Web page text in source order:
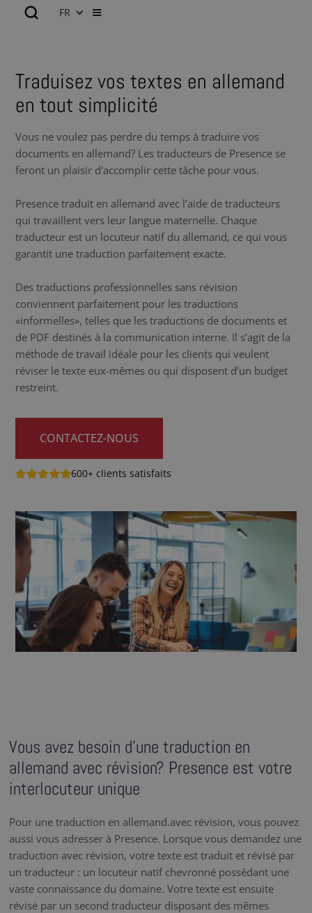
FR
Traduisez vos textes en allemand
en tout simplicité
Vous ne voulez pas perdre du temps à traduire vos
documents en allemand? Les traducteurs de Presence se
feront un plaisir d'accomplir cette tâche pour vous.
Presence traduit en allemand avec l’aide de traducteurs
qui travaillent vers leur langue maternelle. Chaque
traducteur est un locuteur natif du allemand, ce qui vous
garantit une traduction parfaitement exacte.
Des traductions professionnelles sans révision
conviennent parfaitement pour les traductions
«informelles», telles que les traductions de documents et
de PDF destinés à la communication interne. Il s’agit de la
méthode de travail idéale pour les clients qui veulent
réviser le texte eux-mêmes ou qui disposent d’un budget
restreint.
CONTACTEZ-NOUS
600+ clients satisfaits
Vous avez besoin d’une traduction en
allemand avec révision? Presence est votre
interlocuteur unique
Pour une traduction en allemand.avec révision, vous pouvez
aussi vous adresser à Presence. Lorsque vous demandez une
traduction avec révision, votre texte est traduit et révisé par
un traducteur : un locuteur natif chevronné possédant une
vaste connaissance du domaine. Votre texte est ensuite
révisé par un second traducteur disposant des mêmes